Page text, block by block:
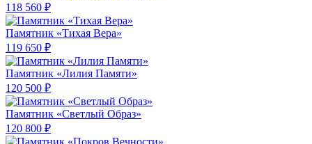
118 560 ₽
Памятник «Тихая Вера»
119 650 ₽
Памятник «Лилия Памяти»
120 500 ₽
Памятник «Светлый Образ»
120 800 ₽